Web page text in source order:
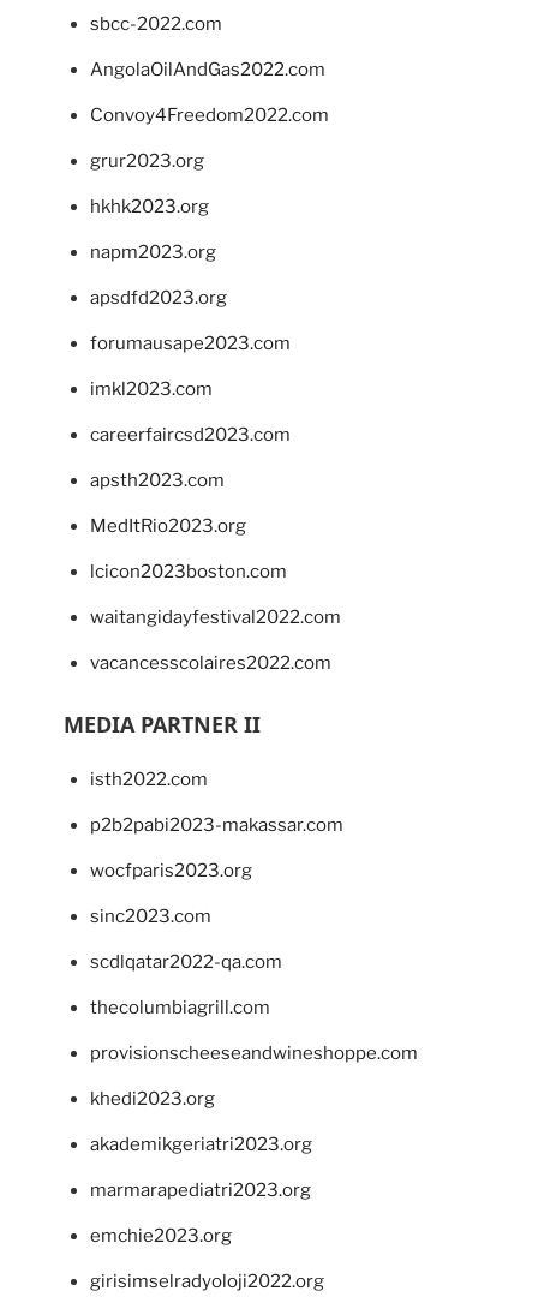
sbcc-2022.com
AngolaOilAndGas2022.com
Convoy4Freedom2022.com
grur2023.org
hkhk2023.org
napm2023.org
apsdfd2023.org
forumausape2023.com
imkl2023.com
careerfaircsd2023.com
apsth2023.com
MedItRio2023.org
lcicon2023boston.com
waitangidayfestival2022.com
vacancesscolaires2022.com
MEDIA PARTNER II
isth2022.com
p2b2pabi2023-makassar.com
wocfparis2023.org
sinc2023.com
scdlqatar2022-qa.com
thecolumbiagrill.com
provisionscheeseandwineshoppe.com
khedi2023.org
akademikgeriatri2023.org
marmarapediatri2023.org
emchie2023.org
girisimselradyoloji2022.org